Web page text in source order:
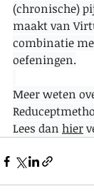
(chronische)
maakt van
combinatie
oefeningen.
Meer weten
Lees dan hier